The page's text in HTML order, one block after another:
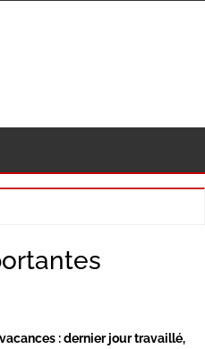
: dernier jour travaillé,